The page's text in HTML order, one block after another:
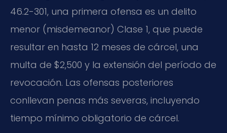
46.2-301, una primera ofensa es un delito
menor (misdemeanor) Clase 1, que puede
resultar en hasta 12 meses de cárcel, una
multa de $2,500 y la extensión del período de
revocación. Las ofensas posteriores
conllevan penas más severas, incluyendo
tiempo mínimo obligatorio de cárcel.